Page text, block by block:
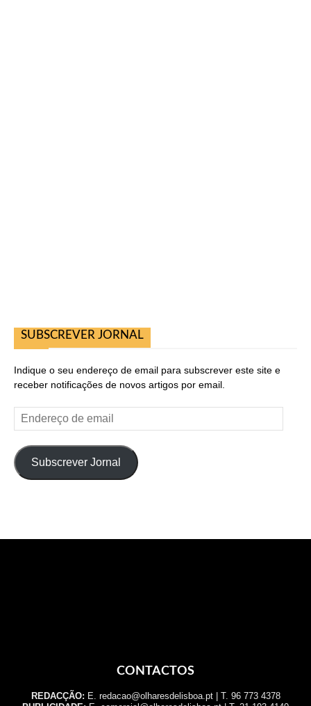
SUBSCREVER JORNAL
Indique o seu endereço de email para subscrever este site e
receber notificações de novos artigos por email.
Endereço
de
Subscrever Jornal
CONTACTOS
REDACÇÃO: E. redacao@olharesdelisboa.pt | T. 96 773 4378